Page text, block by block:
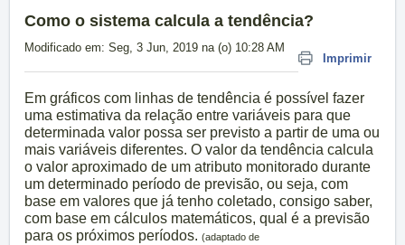
Como o sistema calcula a tendência?
Imprimir
Modificado em: Seg, 3 Jun, 2019 na (o) 10:28 AM
Em gráficos com linhas de tendência é possível fazer
uma estimativa da relação entre variáveis para que
determinada valor possa ser previsto a partir de uma ou
mais variáveis diferentes. O valor da tendência calcula
o valor aproximado de um atributo monitorado durante
um determinado período de previsão, ou seja, com
base em valores que já tenho coletado, consigo saber,
com base em cálculos matemáticos, qual é a previsão
para os próximos períodos. (adaptado de